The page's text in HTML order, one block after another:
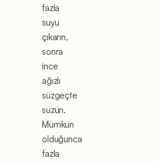
fazla
suyu
çıkarın,
sonra
ince
ağızlı
süzgeçte
süzün.
Mümkün
olduğunca
fazla